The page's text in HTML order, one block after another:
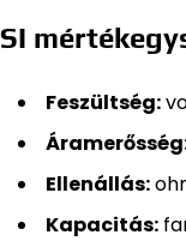
SI
Feszültség:
Ellenállás:
Kapacitás: